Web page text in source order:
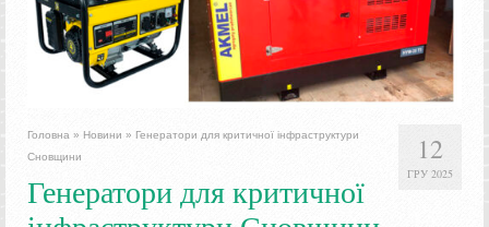
12
ГРУ 2025
Головна » Новини » Генератори для критичної інфраструктури
Сновщини
Генератори для критичної